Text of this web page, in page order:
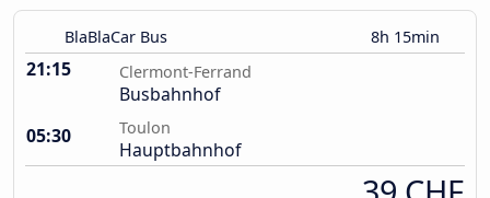
BlaBlaCar Bus 8h 15min
21:15 Clermont-Ferrand
Busbahnhof
05:30
Toulon
Hauptbahnhof